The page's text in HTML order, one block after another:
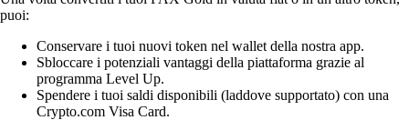
puoi:
Conservare i tuoi nuovi token nel wallet della nostra app.
Sbloccare i potenziali vantaggi della piattaforma grazie al
programma Level Up.
Spendere i tuoi saldi disponibili (laddove supportato) con una
Crypto.com Visa Card.